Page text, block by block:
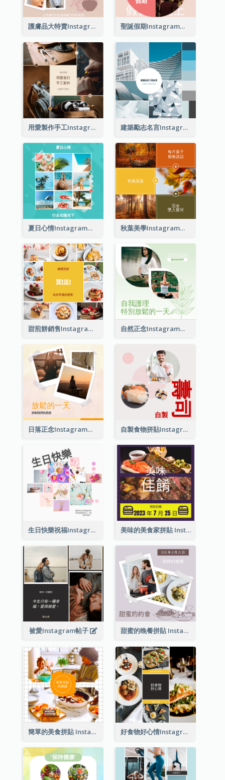
護膚品大特賣Instagram帖子 聖誕假期Instagram帖子
用愛製作手工Instagram帖子 建築勵志名言Instagram帖子
夏日心情Instagram帖子 秋葉美學Instagram帖子
甜煎餅銷售Instagram帖子 自然正念Instagram帖子
日落正念Instagram帖子 自製食物拼貼Instagram帖子
生日快樂祝福Instagram帖子 美味的美食家拼貼 Instagram 帖子
被愛Instagram帖子 甜蜜的晚餐拼貼 Instagram 帖子
簡單的美食拼貼 Instagram 帖子 好食物好心情Instagram帖子